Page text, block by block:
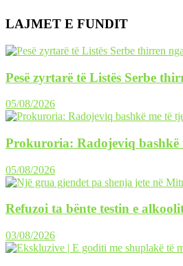
LAJMET E FUNDIT
Pesë zyrtarë të Listës Serbe
05/08/2026
Prokuroria: Radojeviq bashkë
05/08/2026
Refuzoi ta bënte testin e
03/08/2026